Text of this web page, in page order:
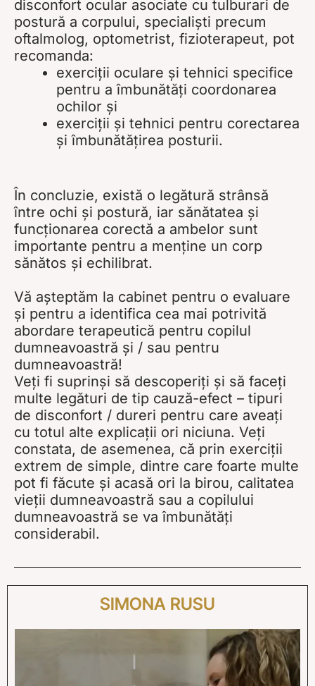
disconfort ocular asociate cu tulburari de
postură a corpului, specialiști precum
oftalmolog, optometrist, fizioterapeut, pot
recomanda:
exerciții oculare și tehnici specifice
pentru a îmbunătăți coordonarea
ochilor și
exerciții și tehnici pentru corectarea
și îmbunătățirea posturii.
În concluzie, există o legătură strânsă
între ochi și postură, iar sănătatea și
funcționarea corectă a ambelor sunt
importante pentru a menține un corp
sănătos și echilibrat.
Vă așteptăm la cabinet pentru o evaluare
și pentru a identifica cea mai potrivită
abordare terapeutică pentru copilul
dumneavoastră și / sau pentru
dumneavoastră!
Veți fi suprinși să descoperiți și să faceți
multe legături de tip cauză-efect – tipuri
de disconfort / dureri pentru care aveați
cu totul alte explicații ori niciuna. Veți
constata, de asemenea, că prin exerciții
extrem de simple, dintre care foarte multe
pot fi făcute și acasă ori la birou, calitatea
vieții dumneavoastră sau a copilului
dumneavoastră se va îmbunătăți
considerabil.
SIMONA RUSU